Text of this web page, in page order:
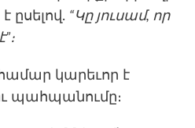
“Կը յուսամ, որ
կարեւոր է
պահպանումը։